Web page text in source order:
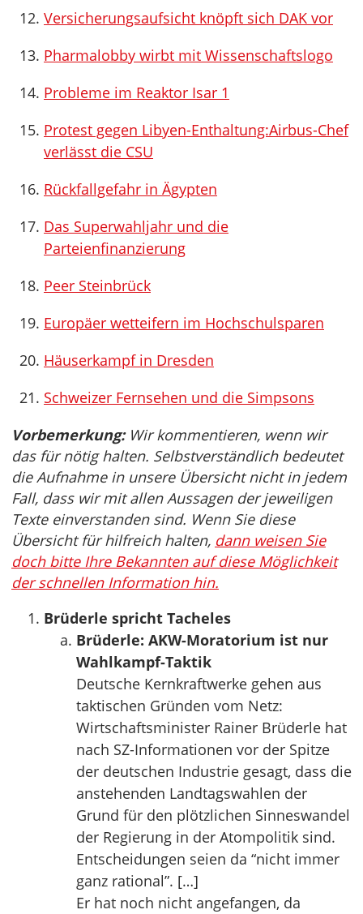
Versicherungsaufsicht knöpft sich DAK vor
Pharmalobby wirbt mit Wissenschaftslogo
Probleme im Reaktor Isar 1
Protest gegen Libyen-Enthaltung:Airbus-Chef
verlässt die CSU
Rückfallgefahr in Ägypten
Das Superwahljahr und die
Parteienfinanzierung
Peer Steinbrück
Europäer wetteifern im Hochschulsparen
Häuserkampf in Dresden
Schweizer Fernsehen und die Simpsons
Vorbemerkung:Wir kommentieren, wenn wir
das für nötig halten. Selbstverständlich bedeutet
die Aufnahme in unsere Übersicht nicht in jedem
Fall, dass wir mit allen Aussagen der jeweiligen
Texte einverstanden sind. Wenn Sie diese
Übersicht für hilfreich halten, dann weisen Sie
doch bitte Ihre Bekannten auf diese Möglichkeit
der schnellen Information hin.
Brüderle spricht Tacheles
Brüderle: AKW-Moratorium ist nur
Wahlkampf-Taktik
Deutsche Kernkraftwerke gehen aus
taktischen Gründen vom Netz:
Wirtschaftsminister Rainer Brüderle hat
nach SZ-Informationen vor der Spitze
der deutschen Industrie gesagt, dass die
anstehenden Landtagswahlen der
Grund für den plötzlichen Sinneswandel
der Regierung in der Atompolitik sind.
Entscheidungen seien da “nicht immer
ganz rational”. […]
Er hat noch nicht angefangen, da